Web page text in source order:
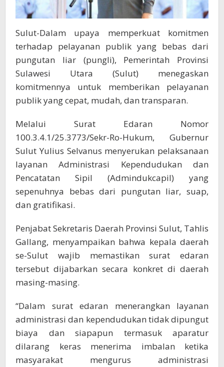
Sulut-Dalam upaya memperkuat komitmen
terhadap pelayanan publik yang bebas dari
pungutan liar (pungli), Pemerintah Provinsi
Sulawesi Utara (Sulut) menegaskan
komitmennya untuk memberikan pelayanan
publik yang cepat, mudah, dan transparan.
Melalui Surat Edaran Nomor
100.3.4.1/25.3773/Sekr-Ro-Hukum, Gubernur
Sulut Yulius Selvanus menyerukan pelaksanaan
layanan Administrasi Kependudukan dan
Pencatatan Sipil (Admindukcapil) yang
sepenuhnya bebas dari pungutan liar, suap,
dan gratifikasi.
Penjabat Sekretaris Daerah Provinsi Sulut, Tahlis
Gallang, menyampaikan bahwa kepala daerah
se-Sulut wajib memastikan surat edaran
tersebut dijabarkan secara konkret di daerah
masing-masing.
“Dalam surat edaran menerangkan layanan
administrasi dan kependudukan tidak dipungut
biaya dan siapapun termasuk aparatur
dilarang keras menerima imbalan ketika
masyarakat mengurus administrasi